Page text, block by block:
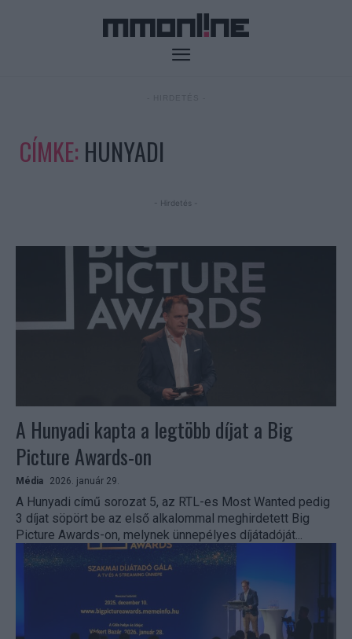
CÍMKE: HUNYADI
- Hirdetés -
A Hunyadi kapta a legtöbb díjat a Big
Picture Awards-on
Média 2026. január 29.
A Hunyadi című sorozat 5, az RTL-es Most Wanted pedig
3 díjat söpört be az első alkalommal meghirdetett Big
Picture Awards-on, melynek ünnepélyes díjátadóját...